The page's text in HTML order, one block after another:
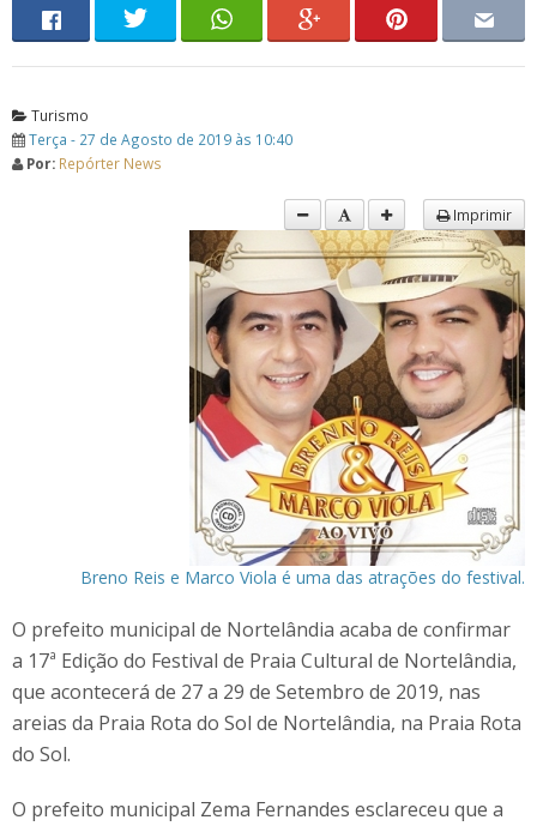
Turismo
Terça - 27 de Agosto de 2019 às 10:40
Por: Repórter News
Imprimir
Breno Reis e Marco Viola é uma das atrações do festival.
O prefeito municipal de Nortelândia acaba de confirmar
a 17ª Edição do Festival de Praia Cultural de Nortelândia,
que acontecerá de 27 a 29 de Setembro de 2019, nas
areias da Praia Rota do Sol de Nortelândia, na Praia Rota
do Sol.
O prefeito municipal Zema Fernandes esclareceu que a